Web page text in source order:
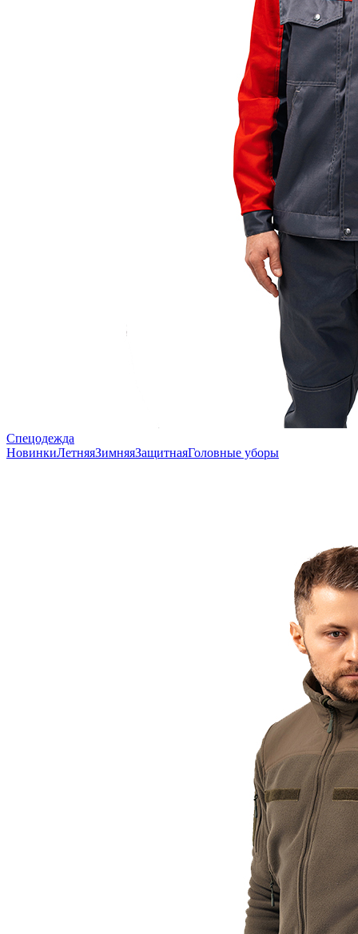
Спецодежда
НовинкиЛетняяЗимняяЗащитнаяГоловные уборы